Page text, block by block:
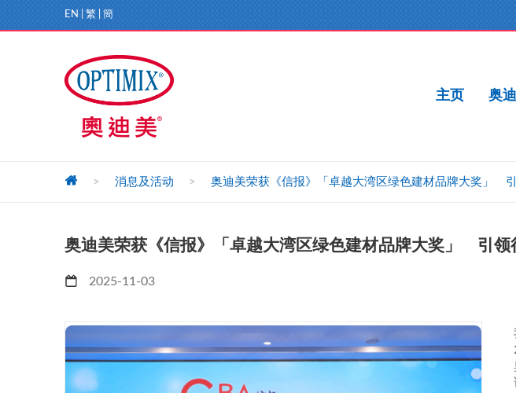
EN 繁 簡
主页 奥
> 消息及活动 > 奥迪美荣获《信报》「卓越大湾区绿色建材品牌大奖」
奥迪美荣获《信报》「卓越大湾区绿色建材品牌大奖」 引领
2025-11-03